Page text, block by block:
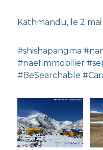
Kathmandu, le 2
#shishapangma
#naefimmobilier
#BeSearchable